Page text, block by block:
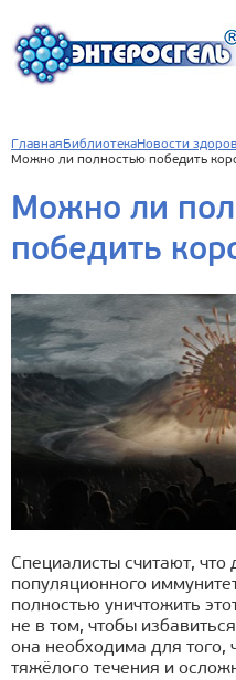
Главная БиблиотекаНовости
Можно ли полностью победить
Можно ли
победить
Специалисты считают,
популяционного
полностью уничтожить
не в том, чтобы
она необходима для того,
тяжёлого течения и